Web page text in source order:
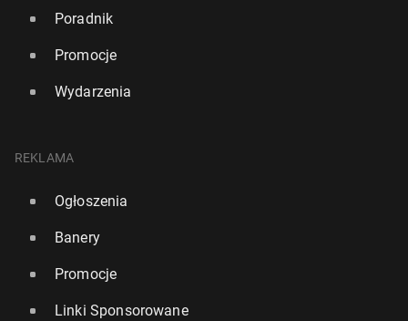
Poradnik
Promocje
Wydarzenia
REKLAMA
Ogłoszenia
Banery
Promocje
Linki Sponsorowane